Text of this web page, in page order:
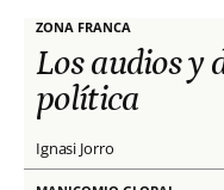
ZONA FRANCA
Los audios y
política
Ignasi Jorro